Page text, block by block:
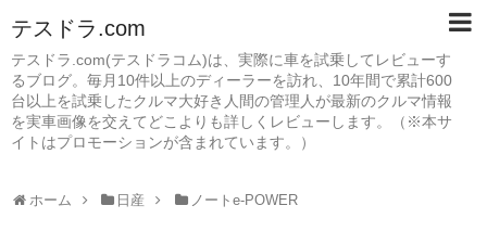
テスドラ.com
テスドラ.com(テスドラコム)は、実際に車を試乗してレビューす
るブログ。毎月10件以上のディーラーを訪れ、10年間で累計600
台以上を試乗したクルマ大好き人間の管理人が最新のクルマ情報
を実車画像を交えてどこよりも詳しくレビューします。（※本サ
イトはプロモーションが含まれています。）
ホーム 日産 ノートe-POWER